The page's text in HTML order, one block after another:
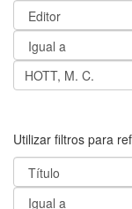
Utilizar filtros para